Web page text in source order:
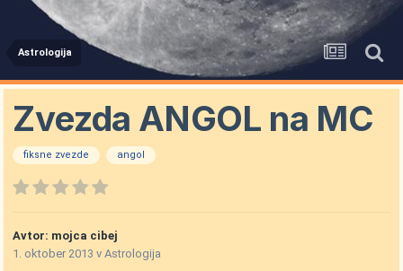
Astrologija
Zvezda ANGOL na MC
fiksne zvezde angol
Avtor: mojca cibej
1. oktober 2013 vAstrologija